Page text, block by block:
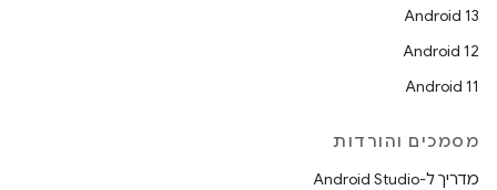
Android 13
Android 12
Android 11
מסמכים והורדות
מדריך ל-Android Studio